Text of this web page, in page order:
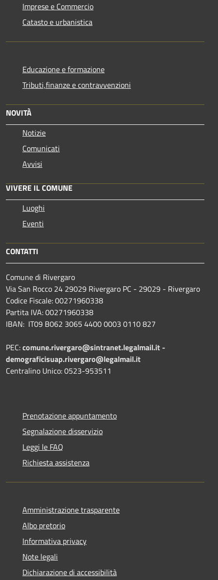
Imprese e Commercio
Catasto e urbanistica
Educazione e formazione
Tributi,finanze e contravvenzioni
NOVITÀ
Notizie
Comunicati
Avvisi
VIVERE IL COMUNE
Luoghi
Eventi
CONTATTI
Comune di Rivergaro
Via San Rocco 24 29029 Rivergaro PC - 29029 - Rivergaro
Codice Fiscale: 00271960338
Partita IVA: 00271960338
IBAN: IT09 B062 3065 4400 0003 0110 827
PEC:comune.rivergaro@sintranet.legalmail.it -
demograficisuap.rivergaro@legalmail.it
Centralino Unico: 0523-953511
Prenotazione appuntamento
Segnalazione disservizio
Leggi le FAQ
Richiesta assistenza
Amministrazione trasparente
Albo pretorio
Informativa privacy
Note legali
Dichiarazione di accessibilità